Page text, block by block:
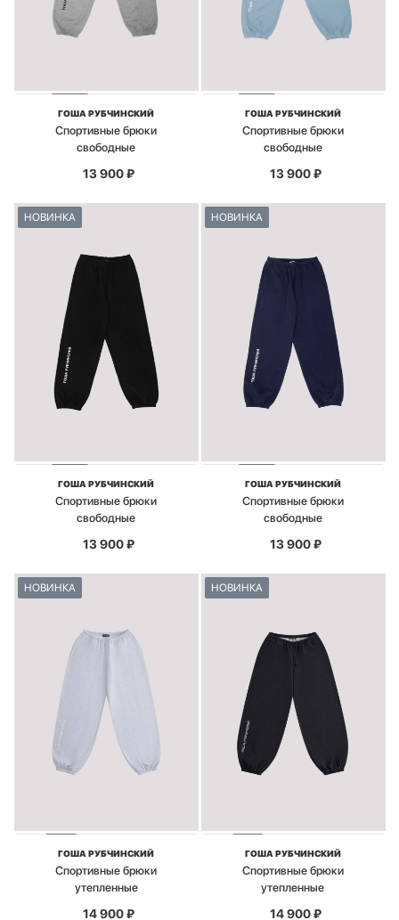
ГОША РУБЧИНСКИЙ
Спортивные брюки
свободные
13 900₽
ГОША РУБЧИНСКИЙ
Спортивные брюки
свободные
13 900₽
НОВИНКА
ГОША РУБЧИНСКИЙ
Спортивные брюки
свободные
13 900₽
НОВИНКА
ГОША РУБЧИНСКИЙ
Спортивные брюки
свободные
13 900₽
НОВИНКА
ГОША РУБЧИНСКИЙ
Спортивные брюки
утепленные
14 900₽
НОВИНКА
ГОША РУБЧИНСКИЙ
Спортивные брюки
утепленные
14 900₽